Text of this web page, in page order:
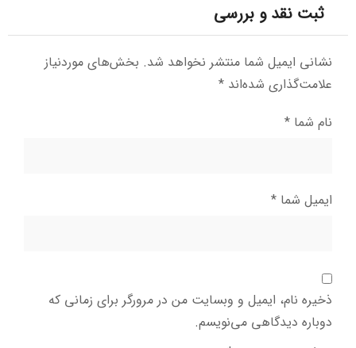
ثبت نقد و بررسی
نشانی ایمیل شما منتشر نخواهد شد. بخش‌های موردنیاز
علامت‌گذاری شده‌اند *
نام شما *
ایمیل شما *
ذخیره نام، ایمیل و وبسایت من در مرورگر برای زمانی که
دوباره دیدگاهی می‌نویسم.